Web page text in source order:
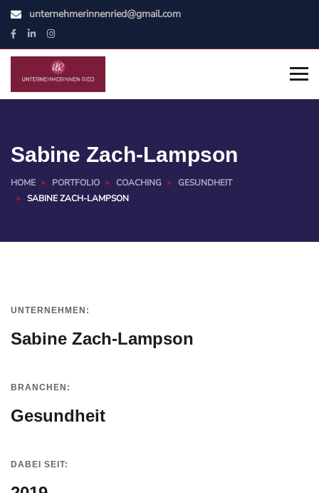
unternehmerinnenried@gmail.com
Sabine Zach-Lampson
HOME PORTFOLIO COACHING
GESUNDHEIT
SABINE ZACH-LAMPSON
UNTERNEHMEN:
Sabine Zach-Lampson
BRANCHEN:
Gesundheit
DABEI SEIT: